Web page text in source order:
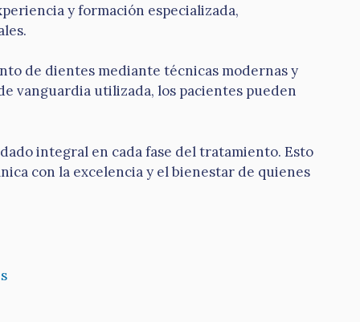
y formación especializada,
de dientes mediante técnicas modernas y
vanguardia utilizada, los pacientes pueden
integral en cada fase del tratamiento. Esto
con la excelencia y el bienestar de quienes